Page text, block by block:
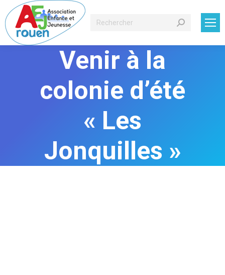
Recherche
Venir à la
colonie d’été
« Les
Jonquilles »